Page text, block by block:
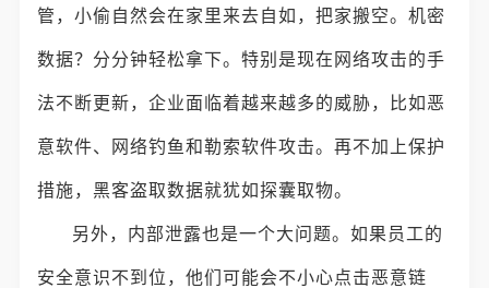
管，小偷自然会在家里来去自如，把家搬空。机密
数据？分分钟轻松拿下。特别是现在网络攻击的手
法不断更新，企业面临着越来越多的威胁，比如恶
意软件、网络钓鱼和勒索软件攻击。再不加上保护
措施，黑客盗取数据就犹如探囊取物。
另外，内部泄露也是一个大问题。如果员工的
安全意识不到位，他们可能会不小心点击恶意链